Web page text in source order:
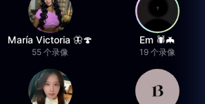
María Victoria 🦋🍄
55 个录像
Em 🕷️🦇
19 个录像